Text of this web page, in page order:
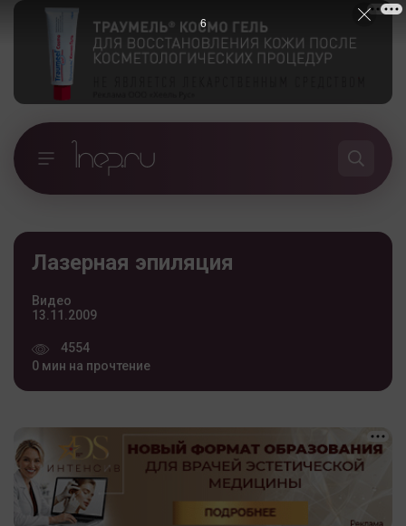
Лазерная эпиляция
Видео
13.11.2009
4554
0 мин на прочтение
5